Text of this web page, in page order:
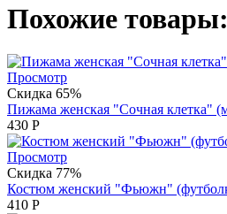
Похожие товары:
Просмотр
Скидка 65%
Пижама женская "Сочная клетка"
430 Р
Просмотр
Скидка 77%
Костюм женский "Фьюжн"
410 Р